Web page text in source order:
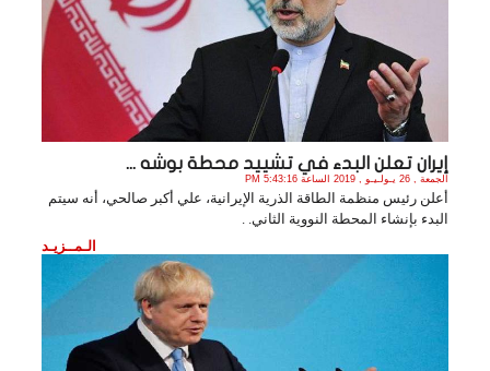
إيران تعلن البدء في تشييد محطة بوشه ...
الجمعة , 26 يـولـيـو , 2019 الساعة 5:43:16 PM
أعلن رئيس منظمة الطاقة الذرية الإيرانية، علي أكبر صالحي، أنه سيتم
البدء بإنشاء المحطة النووية الثاني. .
الـمــزيـد